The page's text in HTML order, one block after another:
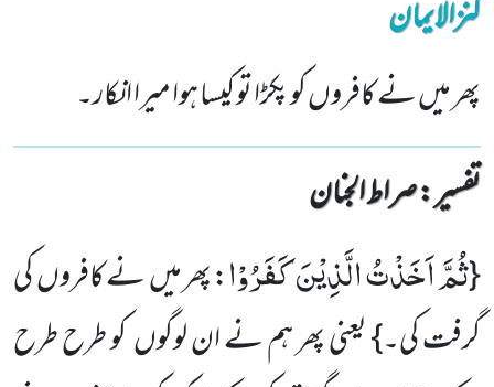
کنزالایمان
پھر میں نے کافروں کو پکڑا تو کیسا ہوا میرا انکار۔
تفسیر : ‎صراط الجنان
{ثُمَّ اَخَذْتُ الَّذِیْنَ كَفَرُوْا: پھر میں نے کافروں کی
گرفت کی۔} یعنی پھر ہم نے ان لوگوں کو طرح طرح